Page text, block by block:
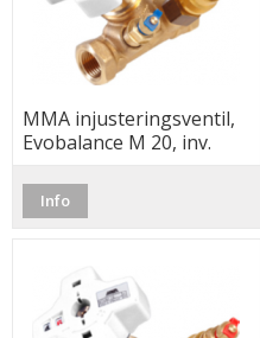
MMA injusteringsventil,
Evobalance M 20, inv.
Info